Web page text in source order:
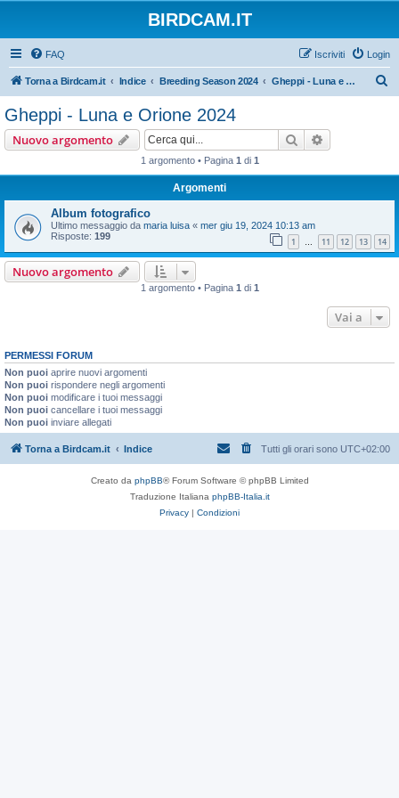
BIRDCAM.IT
FAQ Login
Iscriviti
Torna a Birdcam.it Indice Breeding Season 2024 Gheppi - Luna e Orione 2024
Gheppi - Luna e Orione 2024
Nuovo argomento Cerca
1 argomento • Pagina 1 di 1
Argomenti
Album fotografico
Ultimo messaggio da maria luisa « mer giu 19, 2024 10:13 am
Risposte: 199 1 … 11 12 13 14
Nuovo argomento
1 argomento • Pagina 1 di 1
Vai a
PERMESSI FORUM
Non puoi aprire nuovi argomenti
Non puoi rispondere negli argomenti
Non puoi modificare i tuoi messaggi
Non puoi cancellare i tuoi messaggi
Non puoi inviare allegati
Torna a Birdcam.it Indice Tutti gli orari sono UTC+02:00
Creato da phpBB® Forum Software © phpBB Limited
Traduzione Italiana phpBB-Italia.it
Privacy | Condizioni